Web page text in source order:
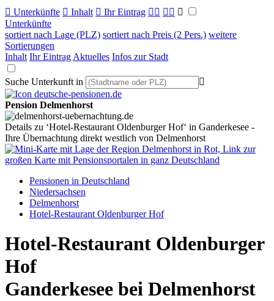
 Unterkünfte  Inhalt  Ihr Eintrag   
Unterkünfte
sortiert nach Lage (PLZ) sortiert nach Preis (2 Pers.) weitere
Sortierungen
Inhalt Ihr Eintrag Aktuelles Infos zur Stadt
Suche Unterkunft in 
Pension Delmenhorst
Details zu ‘Hotel-Restaurant Oldenburger Hof‘ in Ganderkesee -
Ihre Übernachtung direkt westlich von Delmenhorst
Pensionen in Deutschland
Niedersachsen
Delmenhorst
Hotel-Restaurant Oldenburger Hof
Hotel-Restaurant Oldenburger
Hof
Ganderkesee bei Delmenhorst